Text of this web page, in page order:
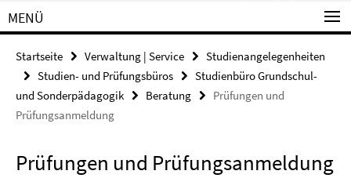
MENÜ
Startseite Verwaltung | Service
Studienangelegenheiten
Studien- und Prüfungsbüros
Studienbüro Grundschul-
und Sonderpädagogik
Beratung
Prüfungen und
Prüfungsanmeldung
Prüfungen und Prüfungsanmeldung